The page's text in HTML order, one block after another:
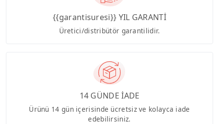
{{garantisuresi}} YIL GARANTİ
Üretici/distribütör garantilidir.
14 GÜNDE İADE
Ürünü 14 gün içerisinde ücretsiz ve kolayca iade
edebilirsiniz.